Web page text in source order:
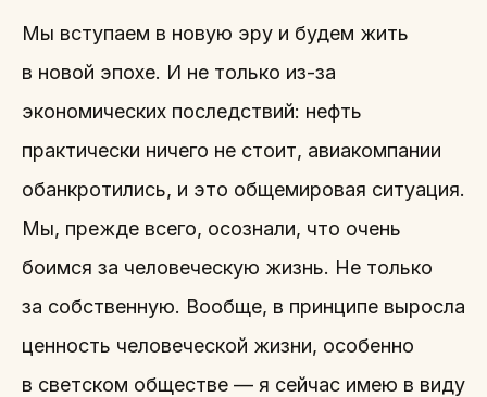
Мы вступаем в новую эру и будем жить
в новой эпохе. И не только из-за
экономических последствий: нефть
практически ничего не стоит, авиакомпании
обанкротились, и это общемировая ситуация.
Мы, прежде всего, осознали, что очень
боимся за человеческую жизнь. Не только
за собственную. Вообще, в принципе выросла
ценность человеческой жизни, особенно
в светском обществе — я сейчас имею в виду